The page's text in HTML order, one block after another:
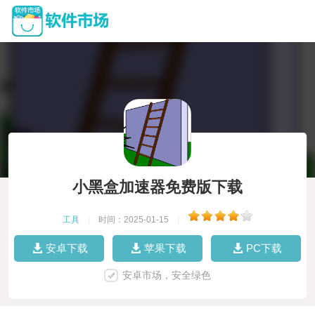
小黑盒加速器免费版下载
工具 时间：2025-01-15
安卓下载 苹果下载 PC下载
安卓市场，安全绿色